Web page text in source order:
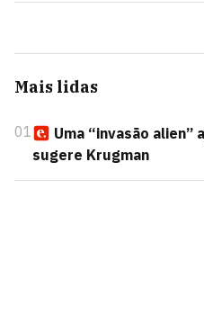
Mais lidas
01
Uma “invasão
sugere Krugman